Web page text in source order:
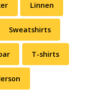
Linnen
Sweatshirts
T-shirts